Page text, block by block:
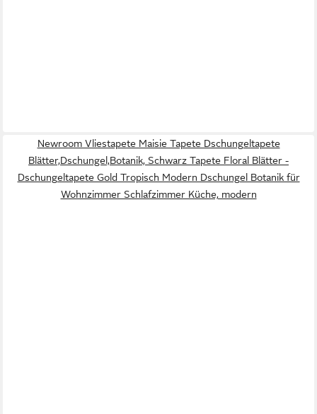
Newroom Vliestapete Maisie Tapete Dschungeltapete
Blätter,Dschungel,Botanik, Schwarz Tapete Floral Blätter -
Dschungeltapete Gold Tropisch Modern Dschungel Botanik für
Wohnzimmer Schlafzimmer Küche, modern